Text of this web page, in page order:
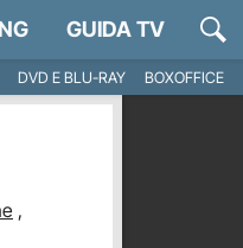
GUIDA TV
DVD E BLU-RAY
BOXOFFICE
,